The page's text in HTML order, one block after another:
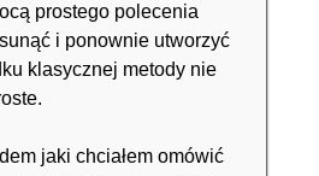
prostego polecenia
i ponownie utworzyć
klasycznej metody nie
jaki chciałem omówić